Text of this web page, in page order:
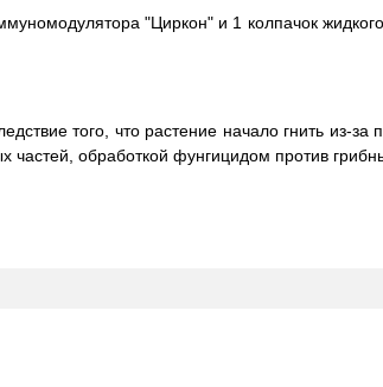
"Циркон" и 1 колпачок
того, что растение начало гнить из-
частей, обработкой фунгицидом против